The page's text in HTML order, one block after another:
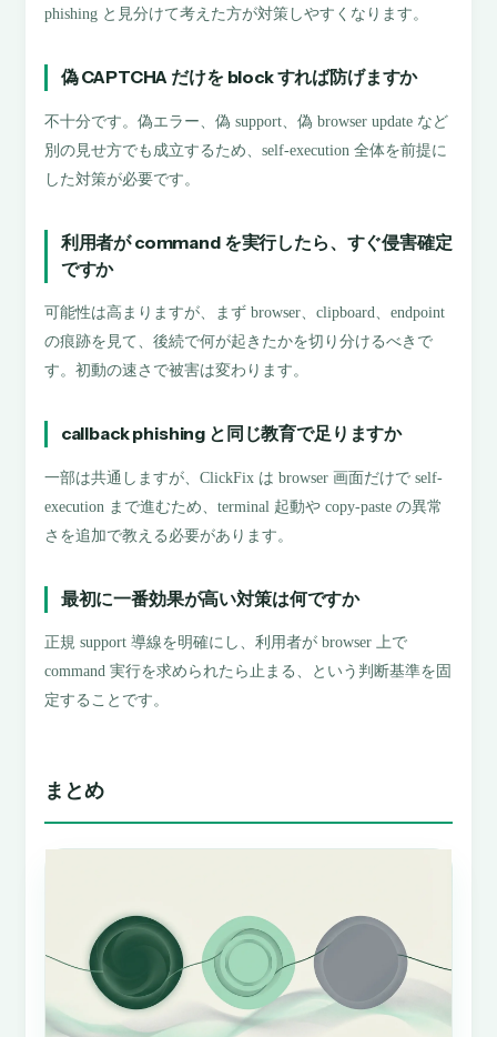
phishing と見分けて考えた方が対策しやすくなります。
偽 CAPTCHA だけを block すれば防げますか
不十分です。偽エラー、偽 support、偽 browser update など
別の見せ方でも成立するため、self-execution 全体を前提に
した対策が必要です。
利用者が command を実行したら、すぐ侵害確定
ですか
可能性は高まりますが、まず browser、clipboard、endpoint
の痕跡を見て、後続で何が起きたかを切り分けるべきで
す。初動の速さで被害は変わります。
callback phishing と同じ教育で足りますか
一部は共通しますが、ClickFix は browser 画面だけで self-
execution まで進むため、terminal 起動や copy-paste の異常
さを追加で教える必要があります。
最初に一番効果が高い対策は何ですか
正規 support 導線を明確にし、利用者が browser 上で
command 実行を求められたら止まる、という判断基準を固
定することです。
まとめ